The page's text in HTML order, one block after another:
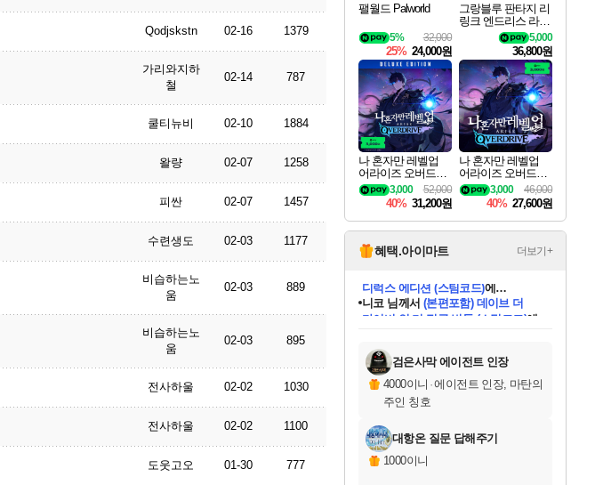
Qodjskstn 02-16 1379
가리와지하
철
02-14 787
쿨티뉴비 02-10 1884
왈량 02-07 1258
피싼 02-07 1457
수련생도 02-03 1177
비습하는노
움
02-03 889
비습하는노
움
02-03 895
전사하울 02-02 1030
전사하울 02-02 1100
도웃고오 01-30 777
팰월드 Palworld
32,000
5%
25% 24,000원
그랑블루 판타지 리
링크 엔드리스 라그
나로크 업그레이드
킷 Granblue Fantasy
Relink Endless Ragn
arok Upgrade Kit DL
C
5,000
36,800원
나 혼자만 레벨업
어라이즈 오버드라
이브 디럭스 에디션
Solo Leveling Arise
Overdrive Deluxe Edi
tion
52,000
3,000
40% 31,200원
나 혼자만 레벨업
어라이즈 오버드라
이브 Solo Leveling A
rise
46,000
3,000
40% 27,600원
혜택.아이마트 더보기+
교환.
당첨되셨습니다.
니코님께서(본편포함) 데이브 더
다이버 인 더 정글 번들 (스팀코드)
당첨되셨습니다.
당첨되셨습니다.
당첨되셨습니다.
당첨되셨습니다.
당첨되셨습니다.
에디션 (스팀코드)를 교환.
당첨되셨습니다.
검은사막 에이전트 인장
4000이니 ·에이전트 인장, 마탄의
주인 칭호
대항온 질문 답해주기
1000이니